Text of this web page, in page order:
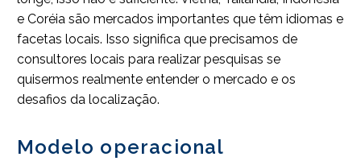
e Coréia são mercados importantes que têm idiomas e
facetas locais. Isso significa que precisamos de
consultores locais para realizar pesquisas se
quisermos realmente entender o mercado e os
desafios da localização.
Modelo operacional